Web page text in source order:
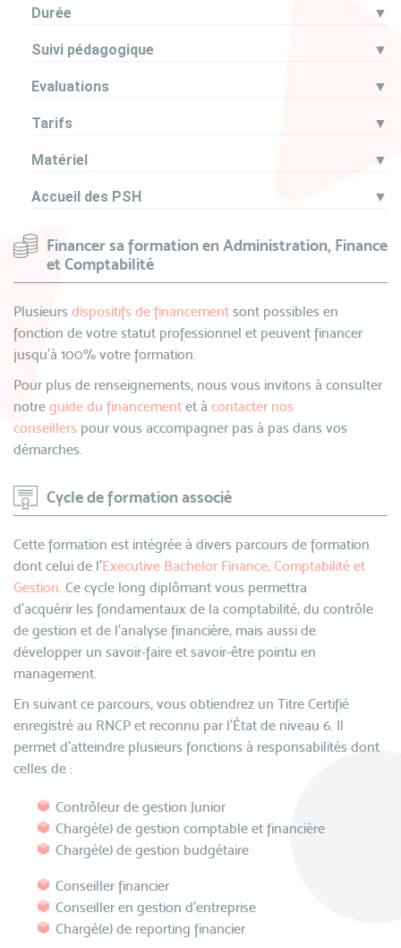
Durée ▼
Suivi pédagogique ▼
Evaluations ▼
Tarifs ▼
Matériel ▼
Accueil des PSH ▼
Financer sa formation en Administration, Finance
et Comptabilité
Plusieurs dispositifs de financement sont possibles en
fonction de votre statut professionnel et peuvent financer
jusqu’à 100% votre formation.
Pour plus de renseignements, nous vous invitons à consulter
notre guide du financement et à contacter nos
conseillers pour vous accompagner pas à pas dans vos
démarches.
Cycle de formation associé
Cette formation est intégrée à divers parcours de formation
dont celui de l'Executive Bachelor Finance, Comptabilité et
Gestion. Ce cycle long diplômant vous permettra
d’acquérir les fondamentaux de la comptabilité, du contrôle
de gestion et de l’analyse financière, mais aussi de
développer un savoir-faire et savoir-être pointu en
management.
En suivant ce parcours, vous obtiendrez un Titre Certifié
enregistré au RNCP et reconnu par l'État de niveau 6. Il
permet d’atteindre plusieurs fonctions à responsabilités dont
celles de :
Contrôleur de gestion Junior
Chargé(e) de gestion comptable et financière
Chargé(e) de gestion budgétaire
Conseiller financier
Conseiller en gestion d’entreprise
Chargé(e) de reporting financier